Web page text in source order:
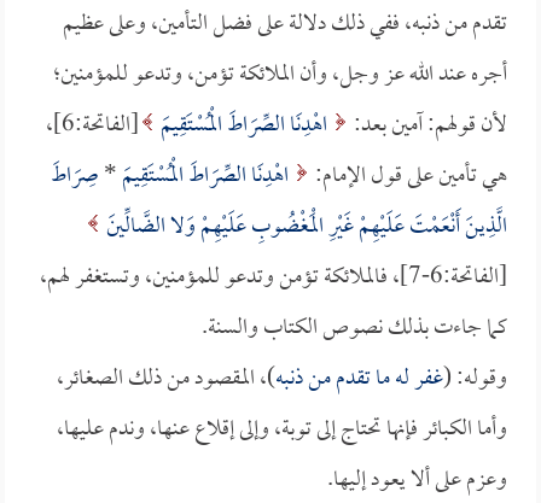
تقدم من ذنبه، ففي ذلك دلالة على فضل التأمين، وعلى عظيم
أجره عند الله عز وجل، وأن الملائكة تؤمن، وتدعو للمؤمنين؛
لأن قولهم: آمين بعد:
اهْدِنَا الصِّرَاطَ الْمُسْتَقِيمَ
[الفاتحة:6]،
هي تأمين على قول الإمام:
اهْدِنَا الصِّرَاطَ الْمُسْتَقِيمَ*صِرَاطَ
الَّذِينَ أَنْعَمْتَ عَلَيْهِمْ غَيْرِ الْمَغْضُوبِ عَلَيْهِمْ وَلا الضَّالِّينَ
[الفاتحة:6-7]، فالملائكة تؤمن وتدعو للمؤمنين، وتستغفر لهم،
كما جاءت بذلك نصوص الكتاب والسنة.
وقوله: (غفر له ما تقدم من ذنبه)، المقصود من ذلك الصغائر،
وأما الكبائر فإنها تحتاج إلى توبة، وإلى إقلاع عنها، وندم عليها،
وعزم على ألا يعود إليها.